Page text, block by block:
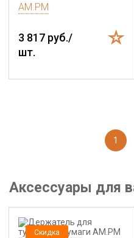
AM.PM
3 817 руб./
шт.
1
Аксессуары для
Скидка